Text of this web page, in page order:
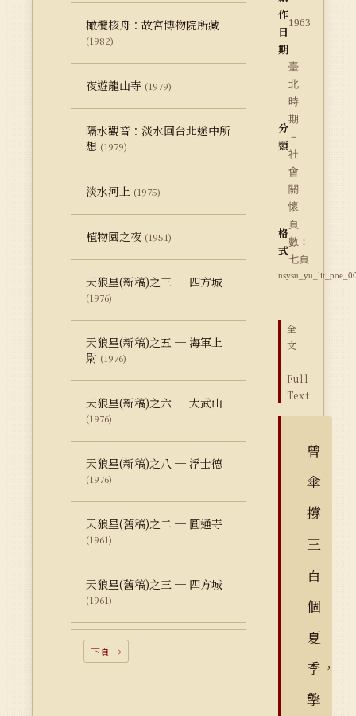
橄欖核舟：故宮博物院所藏
(1982)
夜遊龍山寺 (1979)
隔水觀音：淡水回台北途中所
想 (1979)
淡水河上 (1975)
植物園之夜 (1951)
天狼星(新稿)之三 ─ 四方城
(1976)
天狼星(新稿)之五 ─ 海軍上
尉 (1976)
天狼星(新稿)之六 ─ 大武山
(1976)
天狼星(新稿)之八 ─ 浮士德
(1976)
天狼星(舊稿)之二 ─ 圓通寺
(1961)
天狼星(舊稿)之三 ─ 四方城
(1961)
下頁 →
作
日
期
1963
分
類
臺
北
時
期
－
社
會
關
懷
格
式
頁
數：
七頁
全
文
·
Full
Text
曾
傘
撐
三
百
個
夏
季，
擎